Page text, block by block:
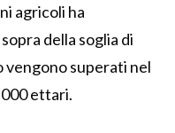
agricoli ha
della soglia di
superati nel
ettari.